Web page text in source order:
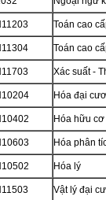
Toán cao
Toán cao
Xác suất -
Hóa đại
Hóa hữu cơ
Hóa phân
Hóa lý
Vật lý đại